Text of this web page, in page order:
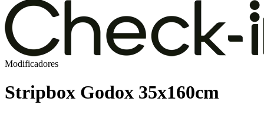
Modificadores
⁠⁠Stripbox Godox 35x160cm